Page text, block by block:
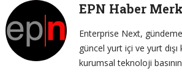
EPN Haber
Enterprise Next,
güncel yurt içi ve yurt
kurumsal teknoloji